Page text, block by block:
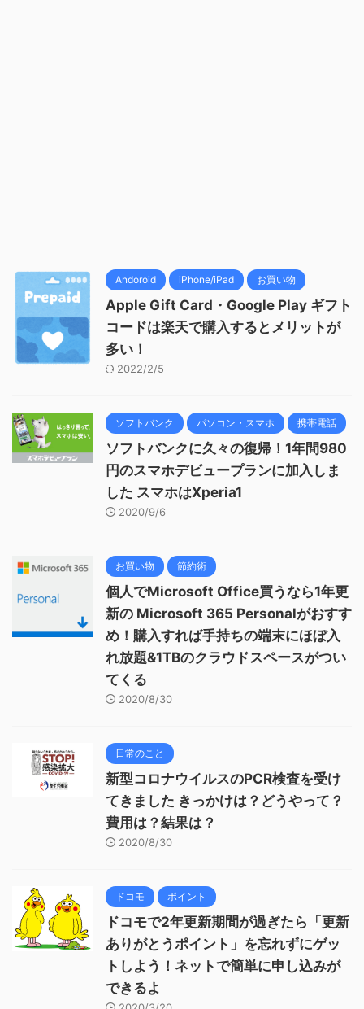
Andoroid iPhone/iPad お買い物
Apple Gift Card・Google Play ギフト
コードは楽天で購入するとメリットが
多い！
2022/2/5
ソフトバンク パソコン・スマホ 携帯電話
ソフトバンクに久々の復帰！1年間980
円のスマホデビュープランに加入しま
した スマホはXperia1
2020/9/6
お買い物 節約術
個人でMicrosoft Office買うなら1年更
新の Microsoft 365 Personalがおすす
め！購入すれば手持ちの端末にほぼ入
れ放題&1TBのクラウドスペースがつい
てくる
2020/8/30
日常のこと
新型コロナウイルスのPCR検査を受け
てきました きっかけは？どうやって？
費用は？結果は？
2020/8/30
ドコモ ポイント
ドコモで2年更新期間が過ぎたら「更新
ありがとうポイント」を忘れずにゲッ
トしよう！ネットで簡単に申し込みが
できるよ